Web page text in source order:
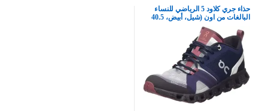
حذاء جري كلاود 5 الرياضي للنساء
البالغات من اون (شيل، أبيض، 40.5